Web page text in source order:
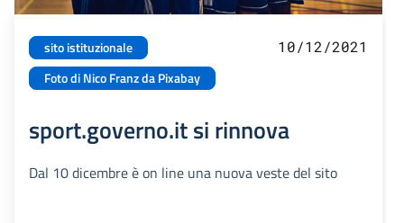
sito istituzionale
Foto di Nico Franz da Pixabay
10/12/2021
sport.governo.it si rinnova
Dal 10 dicembre è on line una nuova veste del sito